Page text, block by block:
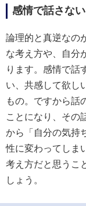
感情で話さない
論理的と真逆なの
な考え方や、自分
ります。感情で話
い、共感して欲し
もの。ですから話
ことになり、その
から「自分の気持
性に変わってしま
考え方だと思うこ
しょう。